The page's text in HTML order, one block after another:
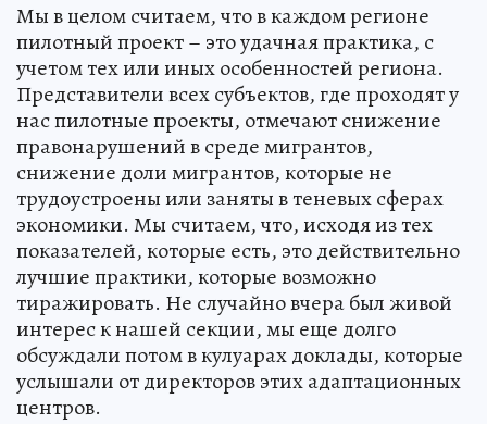
Мы в целом считаем, что в каждом регионе
пилотный проект – это удачная практика, с
учетом тех или иных особенностей региона.
Представители всех субъектов, где проходят у
нас пилотные проекты, отмечают снижение
правонарушений в среде мигрантов,
снижение доли мигрантов, которые не
трудоустроены или заняты в теневых сферах
экономики. Мы считаем, что, исходя из тех
показателей, которые есть, это действительно
лучшие практики, которые возможно
тиражировать. Не случайно вчера был живой
интерес к нашей секции, мы еще долго
обсуждали потом в кулуарах доклады, которые
услышали от директоров этих адаптационных
центров.